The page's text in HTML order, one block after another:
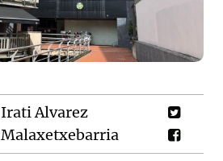
Irati Alvarez
Malaxetxebarria